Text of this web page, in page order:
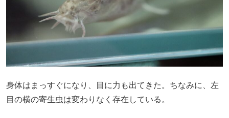
身体はまっすぐになり、目に力も出てきた。ちなみに、左
目の横の寄生虫は変わりなく存在している。